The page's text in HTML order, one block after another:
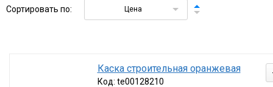
Сортировать по: Цена
Каска строительная оранжевая
Код: te00128210